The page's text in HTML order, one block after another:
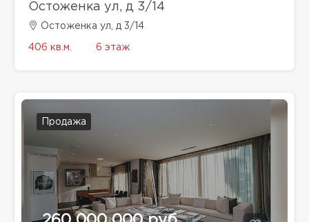
Остоженка ул, д 3/14
Остоженка ул, д 3/14
406 кв.м. 6 этаж
Продажа